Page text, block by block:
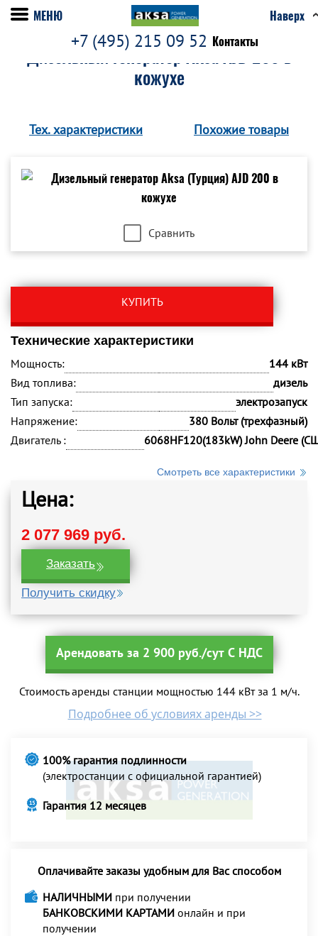
+7 (495) 215 09 52 Контакты
МЕНЮ Наверх
Дизельный генератор Aksa AJD 200 в
кожухе
Тех. характеристики Похожие товары
Сравнить
КУПИТЬ
Технические характеристики
Мощность:
144 кВт
Вид топлива:
дизель
Тип запуска:
электрозапуск
Напряжение:
380 Вольт (трехфазный)
Двигатель :
6068HF120(183kW) John Deere
Смотреть все характеристики
Цена:
2 077 969 руб.
Заказать
Получить скидку
Арендовать за 2 900 руб./сут С НДС
Стоимость аренды станции мощностью 144 кВт за 1 м/ч.
Подробнее об условиях аренды >>
100% гарантия подлинности
(электростанции с официальной гарантией)
Гарантия 12 месяцев
Оплачивайте заказы удобным для Вас способом
НАЛИЧНЫМИ при получении
БАНКОВСКИМИ КАРТАМИ онлайн и при
получении